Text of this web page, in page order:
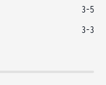
3-5
3-3